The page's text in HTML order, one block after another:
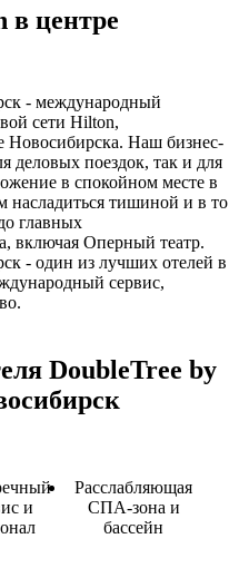
в центре
- международный
сети Hilton,
Новосибирска. Наш бизнес-
деловых поездок, так и для
в спокойном месте в
насладиться тишиной и в то
главных
включая Оперный театр.
- один из лучших отелей в
сервис,
DoubleTree by
и
Расслабляющая
СПА-зона и
бассейн